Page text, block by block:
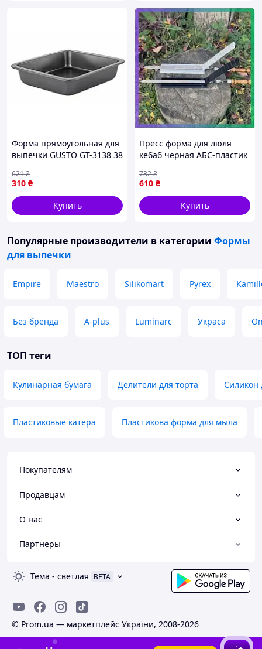
Форма прямоугольная для
выпечки GUSTO GT-3138 38
форма с антипригарным
покрытием Черный
310 ₴
621₴
Купить
Пресс форма для люля
кебаб черная АБС-пластик
антипригарная для
шашлыка и мяса
SKU_2184-02
610 ₴
732₴
Купить
Популярные производители в категории Формы
для выпечки
Empire Maestro Silikomart Pyrex
Без бренда A-plus Luminarc Украса
ТОП теги
Кулинарная бумага Делители для торта Силикон
Пластиковые катера Пластикова форма для мыла
Покупателям
Продавцам
О нас
Партнеры
Тема - светлая BETA
© Prom.ua — маркетплейс України, 2008-2026